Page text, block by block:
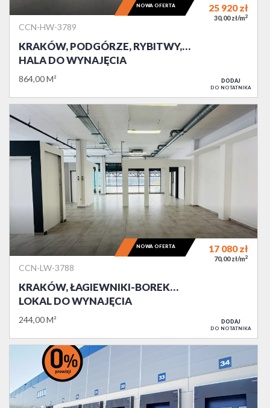
CCN-HW-3789
KRAKÓW, PODGÓRZE, RYBITWY,…
HALA DO WYNAJĘCIA
864,00 M²
25 920zł
30,00 zł/m2
NOWA OFERTA
DODAJ
DO NOTATNIKA
CCN-LW-3788
KRAKÓW, ŁAGIEWNIKI-BOREK…
LOKAL DO WYNAJĘCIA
244,00 M²
17 080zł
70,00 zł/m2
NOWA OFERTA
DODAJ
DO NOTATNIKA